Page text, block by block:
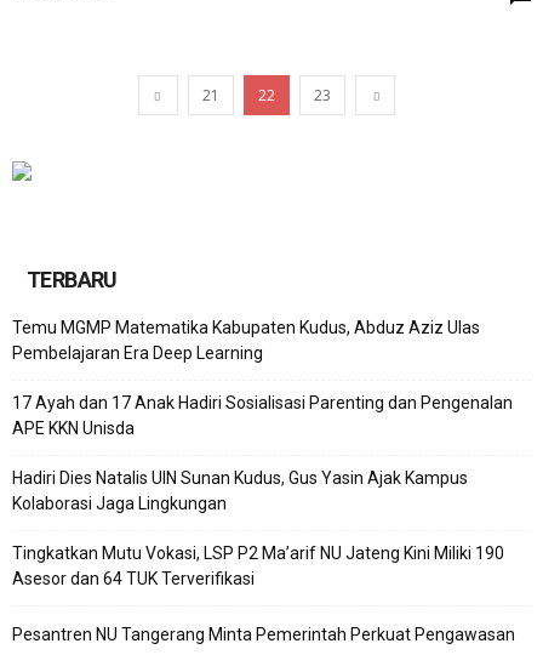
21 22 23
TERBARU
Temu MGMP Matematika Kabupaten Kudus, Abduz Aziz Ulas
Pembelajaran Era Deep Learning
17 Ayah dan 17 Anak Hadiri Sosialisasi Parenting dan Pengenalan
APE KKN Unisda
Hadiri Dies Natalis UIN Sunan Kudus, Gus Yasin Ajak Kampus
Kolaborasi Jaga Lingkungan
Tingkatkan Mutu Vokasi, LSP P2 Ma’arif NU Jateng Kini Miliki 190
Asesor dan 64 TUK Terverifikasi
Pesantren NU Tangerang Minta Pemerintah Perkuat Pengawasan